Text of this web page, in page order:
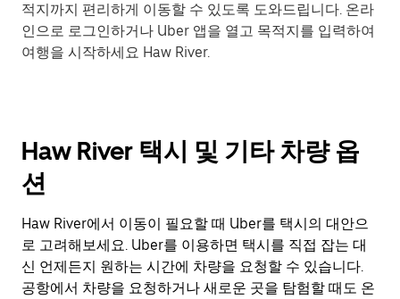
적지까지 편리하게 이동할 수 있도록 도와드립니다. 온라
인으로 로그인하거나 Uber 앱을 열고 목적지를 입력하여
여행을 시작하세요 Haw River.
Haw River 택시 및 기타 차량 옵
션
Haw River에서 이동이 필요할 때 Uber를 택시의 대안으
로 고려해보세요. Uber를 이용하면 택시를 직접 잡는 대
신 언제든지 원하는 시간에 차량을 요청할 수 있습니다.
공항에서 차량을 요청하거나 새로운 곳을 탐험할 때도 온